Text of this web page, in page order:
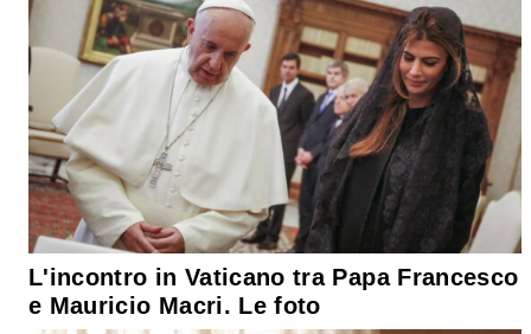
L'incontro in Vaticano tra Papa Francesco
e Mauricio Macri. Le foto